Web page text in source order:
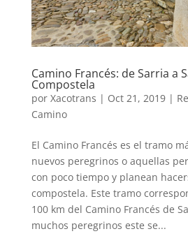
Camino Francés: de Sarria a
Compostela
por Xacotrans | Oct 21, 2019|
Camino
El Camino Francés es el tramo
nuevos peregrinos o aquellas
con poco tiempo y planean
compostela. Este tramo
100 km del Camino Francés de
muchos peregrinos este se...